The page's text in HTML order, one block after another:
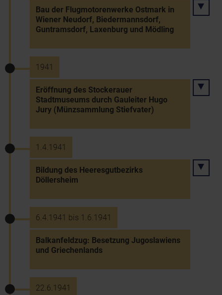
Bau der Flugmotorenwerke Ostmark in
Wiener Neudorf, Biedermannsdorf,
Guntramsdorf, Laxenburg und Mödling
1941
Eröffnung des Stockerauer
Stadtmuseums durch Gauleiter Hugo
Jury (Münzsammlung Stiefvater)
1.4.1941
Bildung des Heeresgutbezirks
Döllersheim
6.4.1941 bis 1.6.1941
Balkanfeldzug: Besetzung Jugoslawiens
und Griechenlands
22.6.1941